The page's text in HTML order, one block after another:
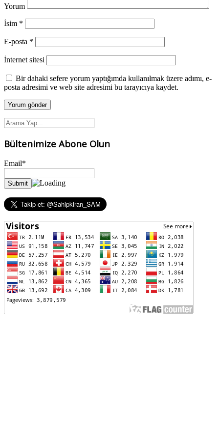
Yorum
İsim *
E-posta *
İnternet sitesi
Bir dahaki sefere yorum yaptığımda kullanılmak üzere adımı, e-
posta adresimi ve web site adresimi bu tarayıcıya kaydet.
Bültenimize Abone Olun
Email*